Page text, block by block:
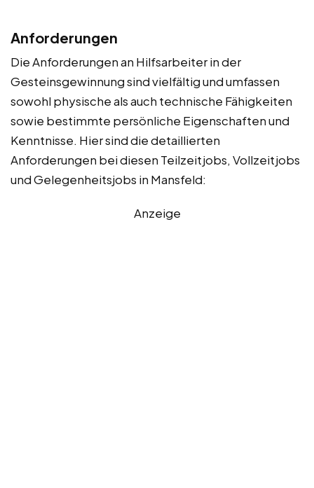
Anforderungen
Die Anforderungen an Hilfsarbeiter in der
Gesteinsgewinnung sind vielfältig und umfassen
sowohl physische als auch technische Fähigkeiten
sowie bestimmte persönliche Eigenschaften und
Kenntnisse. Hier sind die detaillierten
Anforderungen bei diesen Teilzeitjobs, Vollzeitjobs
und Gelegenheitsjobs in Mansfeld:
Anzeige